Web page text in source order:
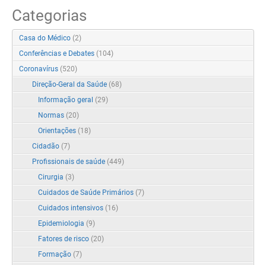
Categorias
Casa do Médico (2)
Conferências e Debates (104)
Coronavírus (520)
Direção-Geral da Saúde (68)
Informação geral (29)
Normas (20)
Orientações (18)
Cidadão (7)
Profissionais de saúde (449)
Cirurgia (3)
Cuidados de Saúde Primários (7)
Cuidados intensivos (16)
Epidemiologia (9)
Fatores de risco (20)
Formação (7)